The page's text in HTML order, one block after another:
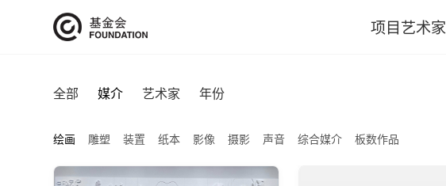
项目 艺术家
全部 媒介
绘画 雕塑 装置 纸本 影像 摄影 声音 综合媒介 板数作品
艺术家 年份